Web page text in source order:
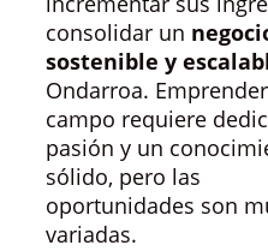
consolidar un
sostenible y
Ondarroa.
campo requiere
pasión y un
sólido, pero las
oportunidades son
variadas.